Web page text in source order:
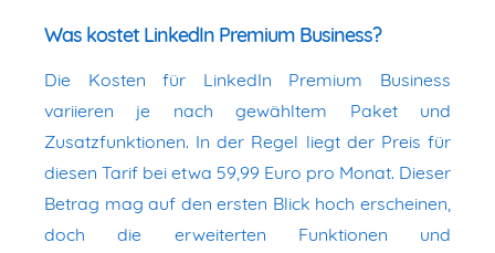
Was kostet LinkedIn Premium Business?
Die Kosten für LinkedIn Premium Business
variieren je nach gewähltem Paket und
Zusatzfunktionen. In der Regel liegt der Preis für
diesen Tarif bei etwa 59,99 Euro pro Monat. Dieser
Betrag mag auf den ersten Blick hoch erscheinen,
doch die erweiterten Funktionen und